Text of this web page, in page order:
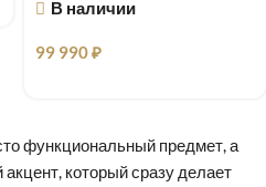
В наличии
99 990₽
функциональный предмет, а
который сразу делает